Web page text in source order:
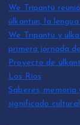
We Tripantü
ülkantun, la
We Tripantü y
primera jornada
Proyecto de
Los Ríos
Saberes,
significado